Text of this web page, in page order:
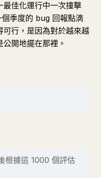
最佳化運行中一次撞擊
季度的 bug 回報點滴
可行，是因為對於越來越
開地擺在那裡。
根據這 1000 個評估